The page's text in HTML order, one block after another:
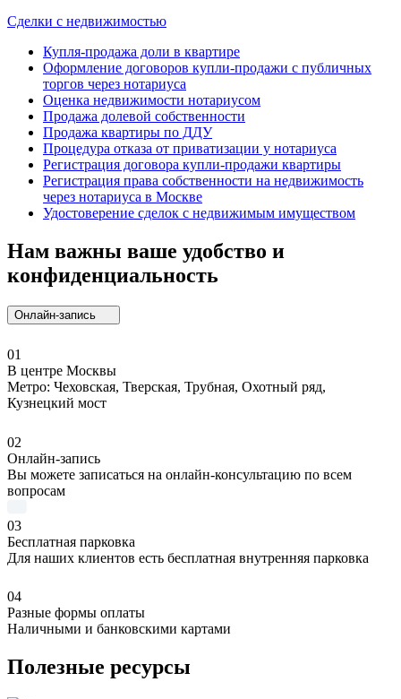
Сделки с недвижимостью
Купля-продажа доли в квартире
Оформление договоров купли-продажи с публичных
торгов через нотариуса
Оценка недвижимости нотариусом
Продажа долевой собственности
Продажа квартиры по ДДУ
Процедура отказа от приватизации у нотариуса
Регистрация договора купли-продажи квартиры
Регистрация права собственности на недвижимость
через нотариуса в Москве
Удостоверение сделок с недвижимым имуществом
Нам важны ваше удобство и
конфиденциальность
Онлайн-запись
01
В центре Москвы
Метро: Чеховская, Тверская, Трубная, Охотный ряд,
Кузнецкий мост
02
Онлайн-запись
Вы можете записаться на онлайн-консультацию по всем
вопросам
03
Бесплатная парковка
Для наших клиентов есть бесплатная внутренняя парковка
04
Разные формы оплаты
Наличными и банковскими картами
Полезные ресурсы